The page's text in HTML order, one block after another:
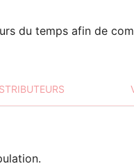
du temps afin de